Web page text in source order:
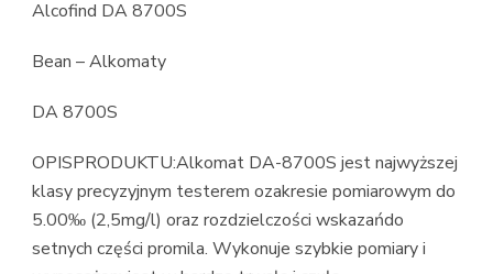
Alcofind DA 8700S
Bean – Alkomaty
DA 8700S
OPISPRODUKTU:Alkomat DA-8700S jest najwyższej
klasy precyzyjnym testerem ozakresie pomiarowym do
5.00‰ (2,5mg/l) oraz rozdzielczości wskazańdo
setnych części promila. Wykonuje szybkie pomiary i